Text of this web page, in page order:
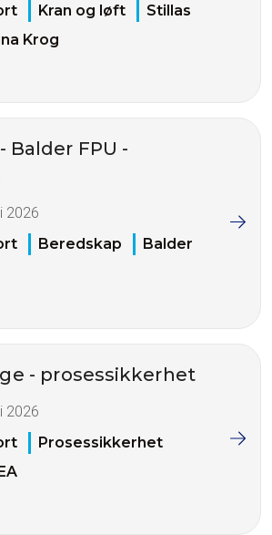
Kran og løft
Stillas
Krog
Balder FPU -
2026
Beredskap
Balder
- prosessikkerhet
2026
Prosessikkerhet